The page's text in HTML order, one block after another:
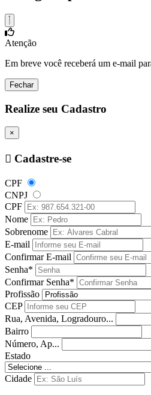
Atenção
Em breve você receberá um e-mail
Fechar
Realize seu Cadastro
×
Cadastre-se
CPF
CNPJ
CPF
Nome
Sobrenome
E-mail
Confirmar E-mail
Senha*
Confirmar Senha*
Profissão
CEP
Rua, Avenida, Logradouro...
Bairro
Número, Ap...
Estado
Cidade